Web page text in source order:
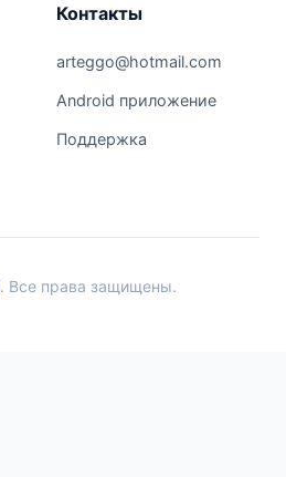
Контакты
arteggo@hotmail.com
Android приложение
Поддержка
. Все права защищены.